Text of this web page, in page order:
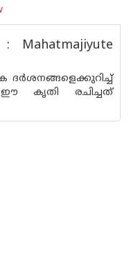
Mahatmajiyute
ദര്‍ശനങ്ങളെക്കുറിച്ച്
ഈ കൃതി രചിച്ചത്